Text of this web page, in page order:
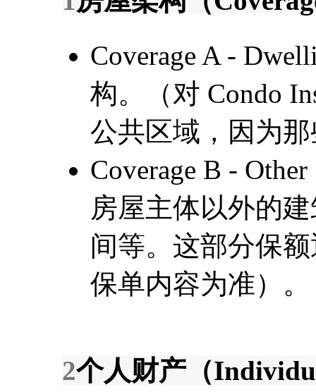
Coverage A -
构。（对 Condo
公共区域，因为
Coverage B -
房屋主体以外的
间等。这部分保
保单内容为准）。
2个人财产（